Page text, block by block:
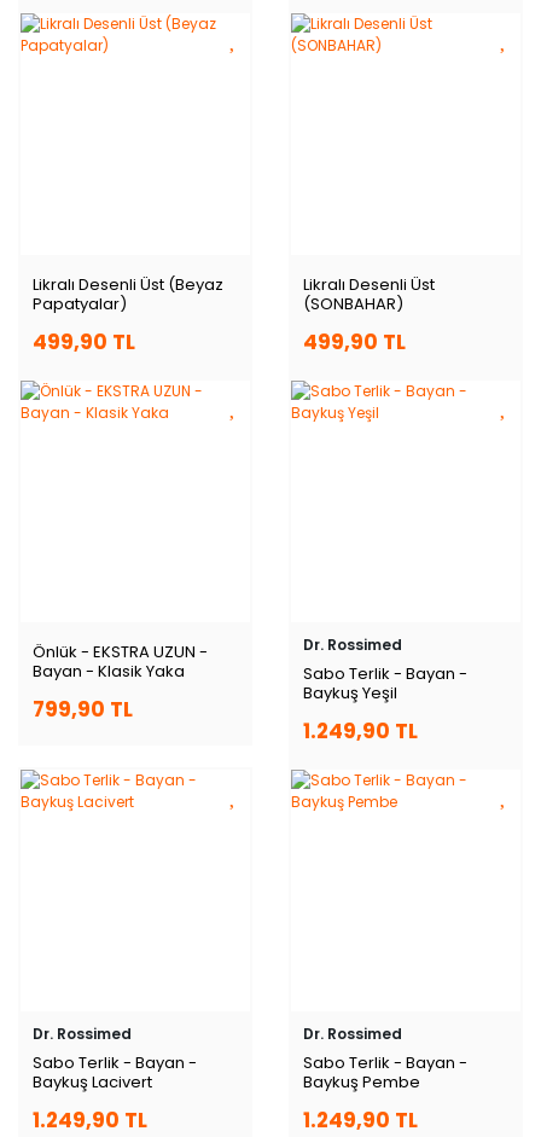
Likralı Desenli Üst (Beyaz
Papatyalar)
499,90 TL
Likralı Desenli Üst
(SONBAHAR)
499,90 TL
Önlük - EKSTRA UZUN -
Bayan - Klasik Yaka
799,90 TL
Dr. Rossimed
Sabo Terlik - Bayan -
Baykuş Yeşil
1.249,90 TL
Dr. Rossimed
Sabo Terlik - Bayan -
Baykuş Lacivert
1.249,90 TL
Dr. Rossimed
Sabo Terlik - Bayan -
Baykuş Pembe
1.249,90 TL